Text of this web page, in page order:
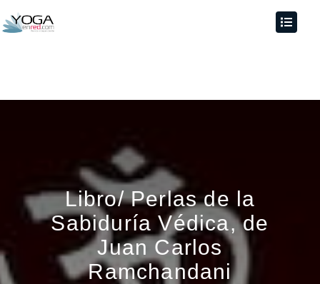
Libro/ Perlas de la
Sabiduría Védica, de
Juan Carlos
Ramchandani